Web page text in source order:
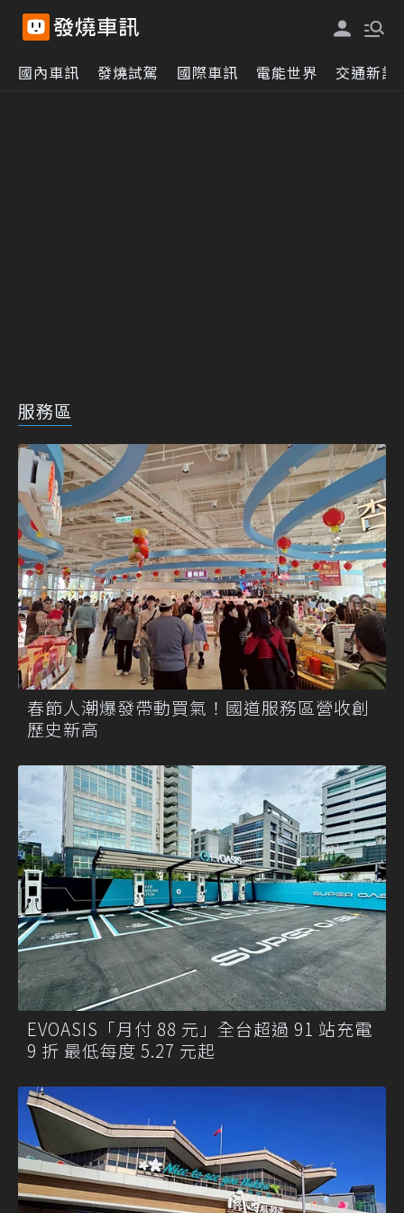
國內車訊 發燒試駕 國際車訊 電能世界 交通新訊
服務區
春節人潮爆發帶動買氣！國道服務區營收創
歷史新高
EVOASIS「月付 88 元」全台超過 91 站充電
9 折 最低每度 5.27 元起